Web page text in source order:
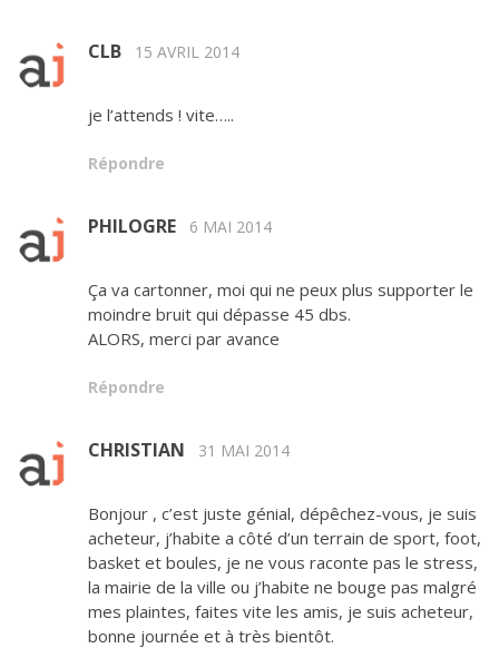
CLB 15 AVRIL 2014
je l’attends ! vite…..
Répondre
PHILOGRE 6 MAI 2014
Ça va cartonner, moi qui ne peux plus supporter le
moindre bruit qui dépasse 45 dbs.
ALORS, merci par avance
Répondre
CHRISTIAN 31 MAI 2014
Bonjour , c’est juste génial, dépêchez-vous, je suis
acheteur, j’habite a côté d’un terrain de sport, foot,
basket et boules, je ne vous raconte pas le stress,
la mairie de la ville ou j’habite ne bouge pas malgré
mes plaintes, faites vite les amis, je suis acheteur,
bonne journée et à très bientôt.